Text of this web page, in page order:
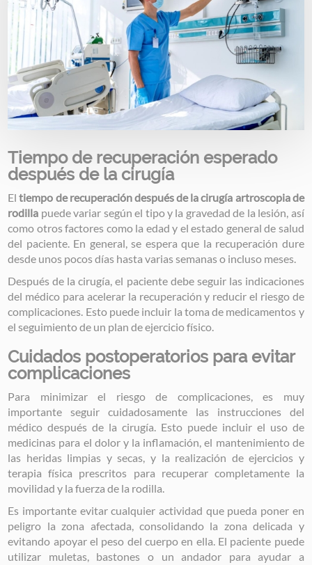
Tiempo de recuperación esperado
después de la cirugía
Eltiempo de recuperación después de la cirugía artroscopia de
rodilla puede variar según el tipo y la gravedad de la lesión, así
como otros factores como la edad y el estado general de salud
del paciente. En general, se espera que la recuperación dure
desde unos pocos días hasta varias semanas o incluso meses.
Después de la cirugía, el paciente debe seguir las indicaciones
del médico para acelerar la recuperación y reducir el riesgo de
complicaciones. Esto puede incluir la toma de medicamentos y
el seguimiento de un plan de ejercicio físico.
Cuidados postoperatorios para evitar
complicaciones
Para minimizar el riesgo de complicaciones, es muy
importante seguir cuidadosamente las instrucciones del
médico después de la cirugía. Esto puede incluir el uso de
medicinas para el dolor y la inflamación, el mantenimiento de
las heridas limpias y secas, y la realización de ejercicios y
terapia física prescritos para recuperar completamente la
movilidad y la fuerza de la rodilla.
Es importante evitar cualquier actividad que pueda poner en
peligro la zona afectada, consolidando la zona delicada y
evitando apoyar el peso del cuerpo en ella. El paciente puede
utilizar muletas, bastones o un andador para ayudar a